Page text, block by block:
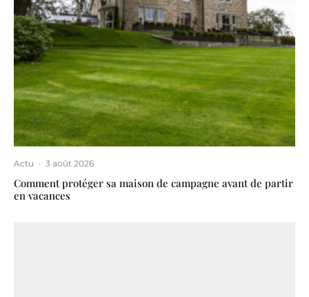
Actu · 3 août 2026
Comment protéger sa maison de campagne avant de partir
en vacances